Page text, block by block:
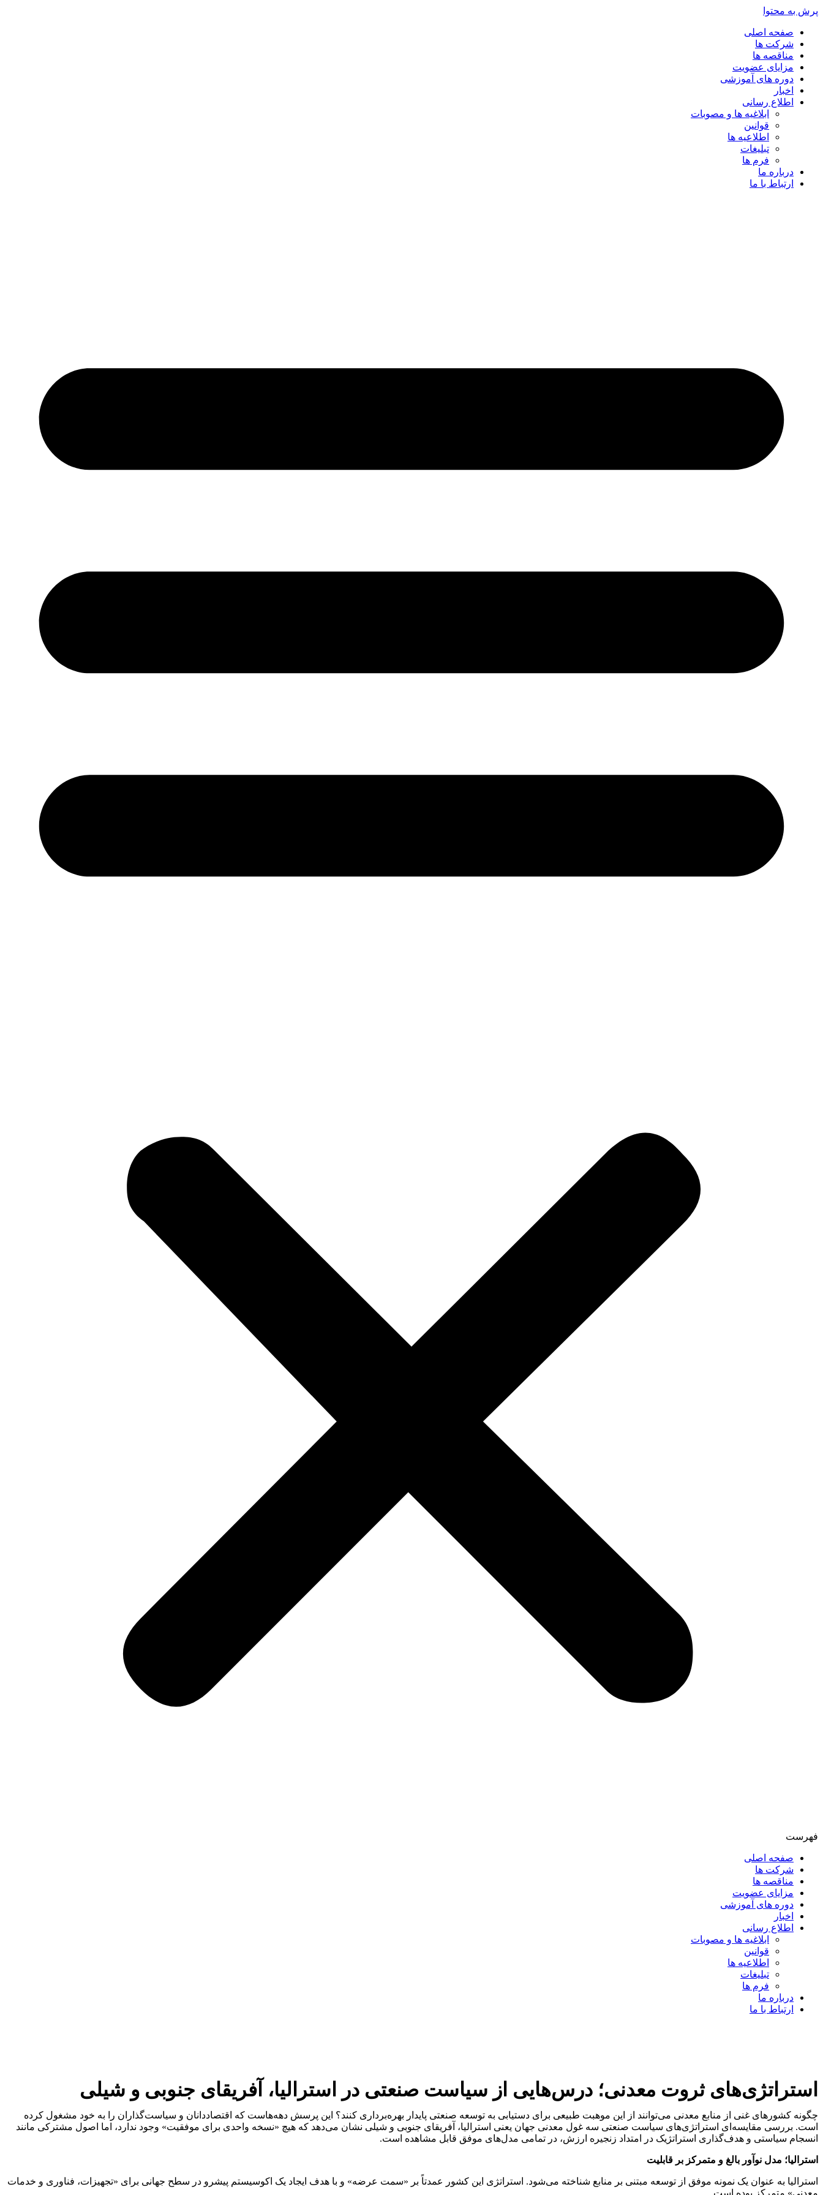
پرش به محتوا
صفحه اصلی
شرکت ها
مناقصه ها
مزایای عضویت
دوره های آموزشی
اخبار
اطلاع رسانی
ابلاغیه ها و مصوبات
قوانین
اطلاعیه ها
تبلیغات
فرم ها
درباره ما
ارتباط با ما
فهرست
صفحه اصلی
شرکت ها
مناقصه ها
مزایای عضویت
دوره های آموزشی
اخبار
اطلاع رسانی
ابلاغیه ها و مصوبات
قوانین
اطلاعیه ها
تبلیغات
فرم ها
درباره ما
ارتباط با ما
استراتژی‌های ثروت معدنی؛ درس‌هایی از سیاست صنعتی در استرالیا، آفریقای جنوبی و شیلی
چگونه کشورهای غنی از منابع معدنی می‌توانند از این موهبت طبیعی برای دستیابی به توسعه صنعتی پایدار بهره‌برداری کنند؟ این پرسش دهه‌هاست که اقتصاددانان و سیاست‌گذاران را به خود مشغول کرده
است. بررسی مقایسه‌ای استراتژی‌های سیاست صنعتی سه غول معدنی جهان یعنی استرالیا، آفریقای جنوبی و شیلی نشان می‌دهد که هیچ «نسخه واحدی برای موفقیت» وجود ندارد، اما اصول مشترکی مانند
انسجام سیاستی و هدف‌گذاری استراتژیک در امتداد زنجیره ارزش، در تمامی مدل‌های موفق قابل مشاهده است.
استرالیا؛ مدل نوآور بالغ و متمرکز بر قابلیت
استرالیا به عنوان یک نمونه موفق از توسعه مبتنی بر منابع شناخته می‌شود. استراتژی این کشور عمدتاً بر «سمت عرضه» و با هدف ایجاد یک اکوسیستم پیشرو در سطح جهانی برای «تجهیزات، فناوری و خدمات
معدنی» متمرکز بوده است.